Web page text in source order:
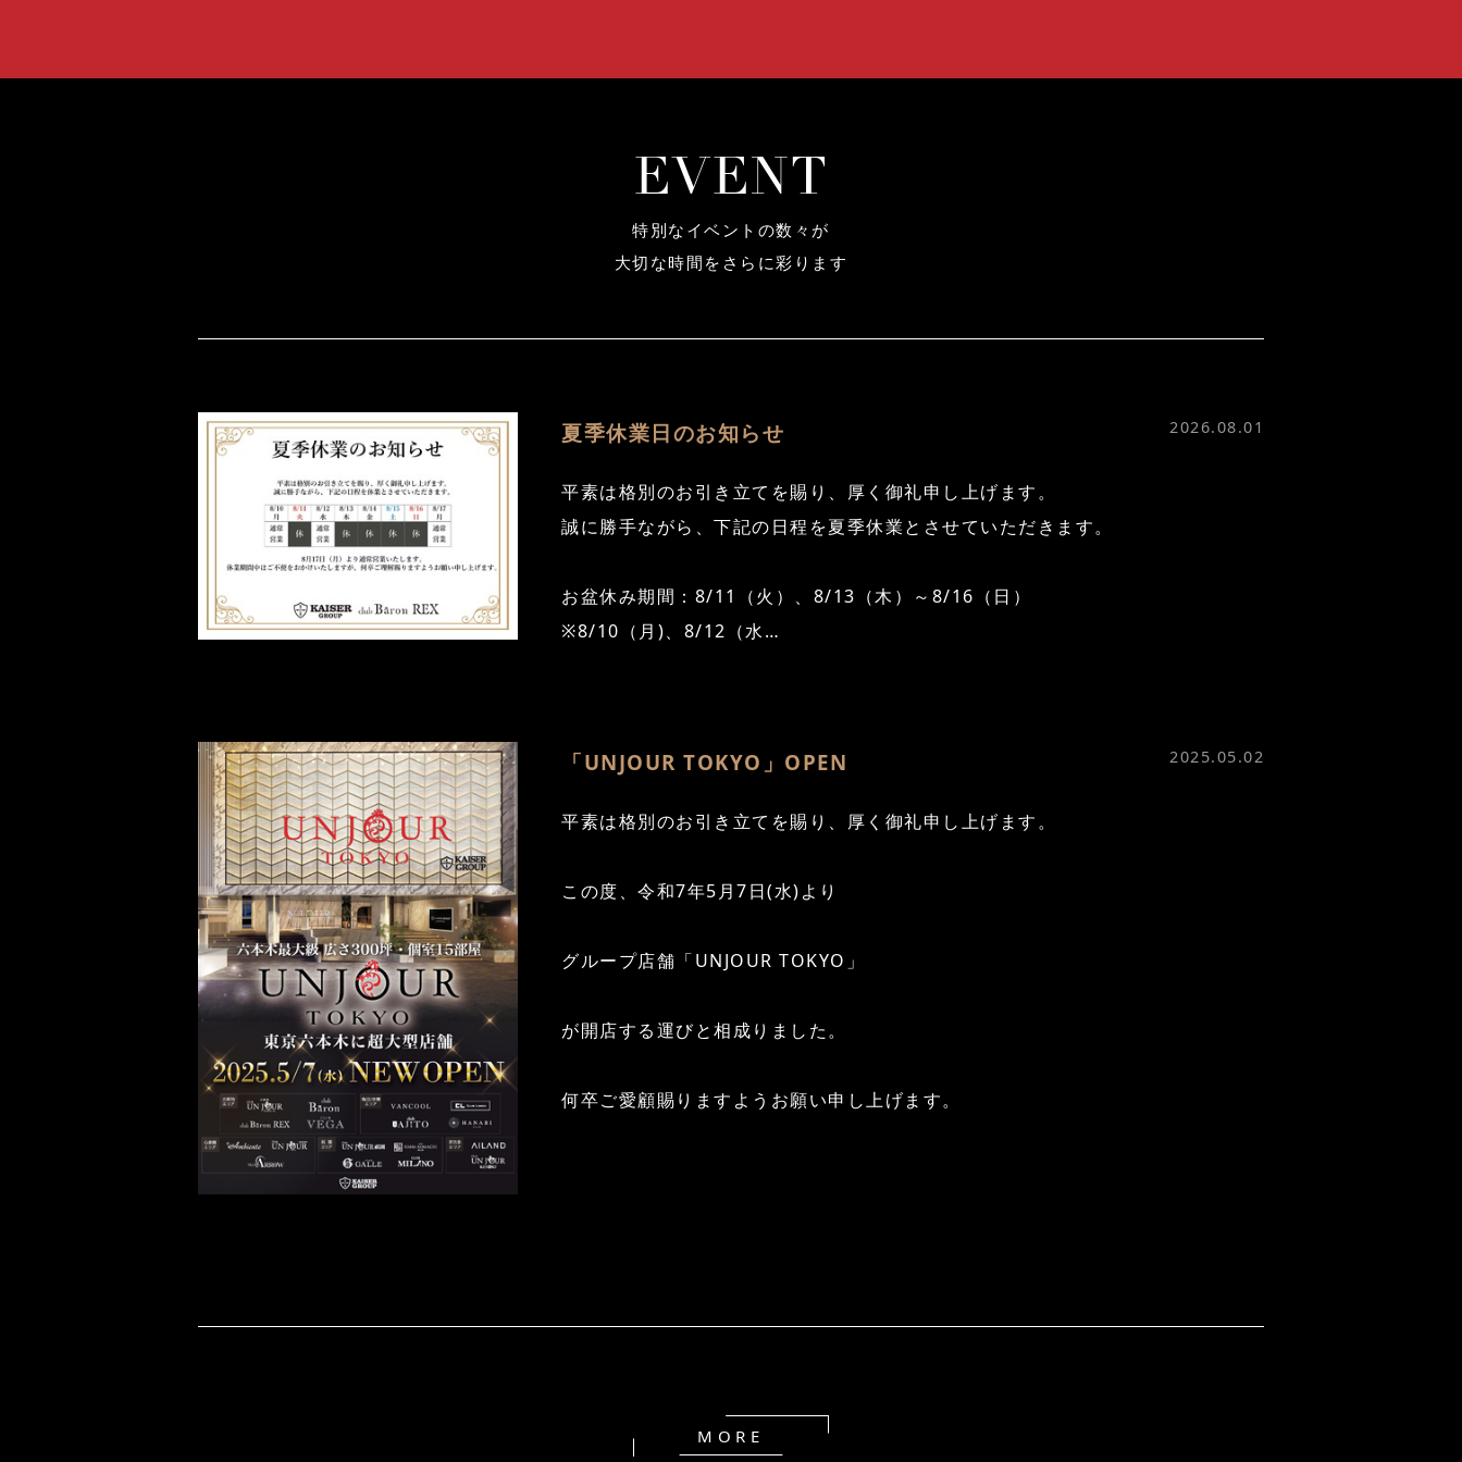
EVENT
特別なイベントの数々が
大切な時間をさらに彩ります
夏季休業日のお知らせ 2026.08.01
平素は格別のお引き立てを賜り、厚く御礼申し上げます。
誠に勝手ながら、下記の日程を夏季休業とさせていただきます。
お盆休み期間：8/11（火）、8/13（木）～8/16（日）
※8/10（月)、8/12（水…
「UNJOUR TOKYO」OPEN 2025.05.02
平素は格別のお引き立てを賜り、厚く御礼申し上げます。
この度、令和7年5月7日(水)より
グループ店舗「UNJOUR TOKYO」
が開店する運びと相成りました。
何卒ご愛顧賜りますようお願い申し上げます。
MORE